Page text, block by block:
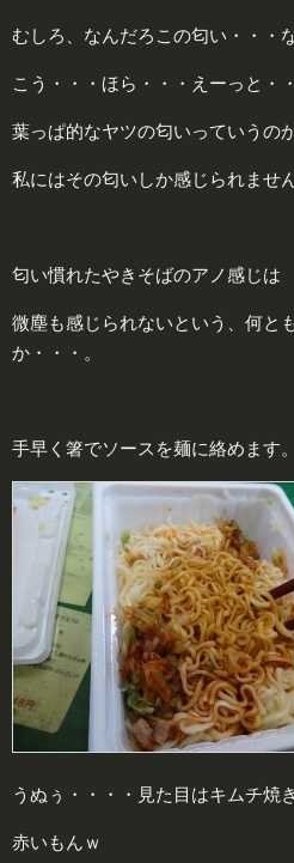
むしろ、なんだろこの匂い・・・
こう・・・ほら・・・えーっと・
葉っぱ的なヤツの匂いっていうの
私にはその匂いしか感じられません
匂い慣れたやきそばのアノ感じは
微塵も感じられないという、何と
か・・・。
手早く箸でソースを麺に絡めます。
うぬぅ・・・・見た目はキムチ焼
赤いもんｗ